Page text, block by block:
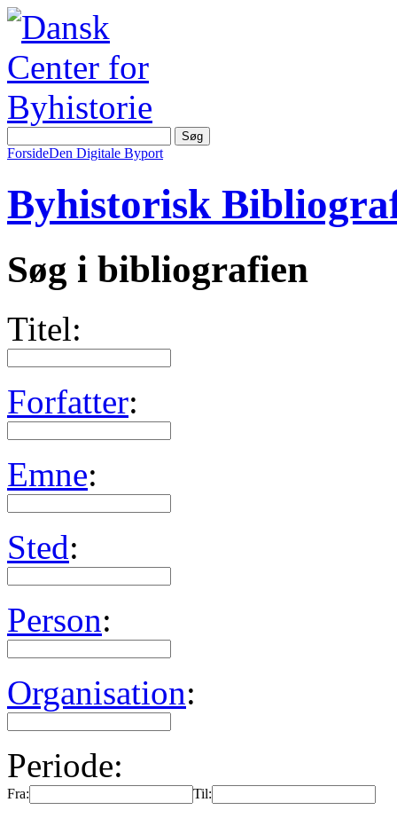
ForsideDen Digitale Byport
Byhistorisk
Søg i bibliografien
Titel:
Forfatter:
Emne:
Sted:
Person:
Organisation:
Periode:
Fra: Til: